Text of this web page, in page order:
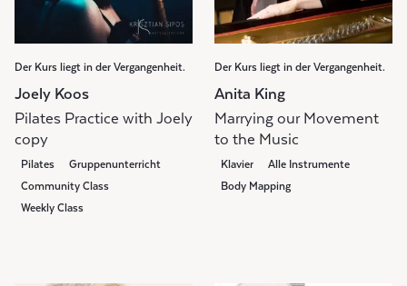
Der Kurs liegt in der Vergangenheit.
Joely Koos
Pilates Practice with Joely
copy
Pilates
Gruppenunterricht
Community Class
Weekly Class
Der Kurs liegt in der Vergangenheit.
Anita King
Marrying our Movement
to the Music
Klavier
Alle Instrumente
Body Mapping